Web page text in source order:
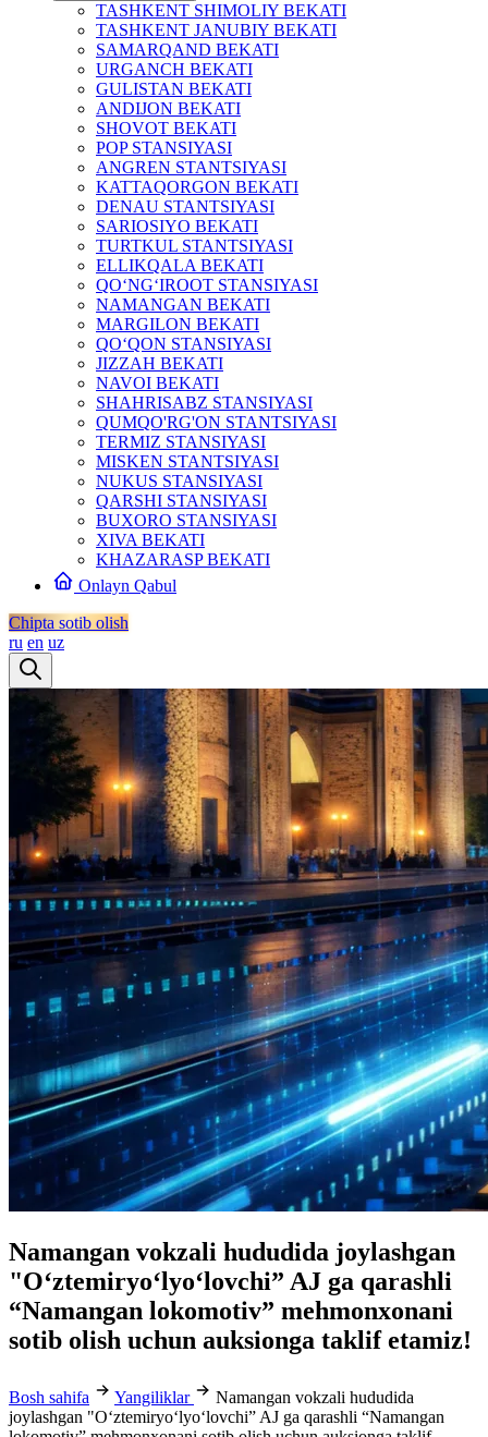
TASHKENT SHIMOLIY BEKATI
TASHKENT JANUBIY BEKATI
SAMARQAND BEKATI
URGANCH BEKATI
GULISTAN BEKATI
ANDIJON BEKATI
SHOVOT BEKATI
POP STANSIYASI
ANGREN STANTSIYASI
KATTAQORGON BEKATI
DENAU STANTSIYASI
SARIOSIYO BEKATI
TURTKUL STANTSIYASI
ELLIKQALA BEKATI
QO‘NG‘IROOT STANSIYASI
NAMANGAN BEKATI
MARGILON BEKATI
QO‘QON STANSIYASI
JIZZAH BEKATI
NAVOI BEKATI
SHAHRISABZ STANSIYASI
QUMQO'RG'ON STANTSIYASI
TERMIZ STANSIYASI
MISKEN STANTSIYASI
NUKUS STANSIYASI
QARSHI STANSIYASI
BUXORO STANSIYASI
XIVA BEKATI
KHAZARASP BEKATI
Onlayn Qabul
Chipta sotib olish
ru en uz
Namangan vokzali hududida joylashgan
"O‘ztemiryo‘lyo‘lovchi” AJ ga qarashli
“Namangan lokomotiv” mehmonxonani
sotib olish uchun auksionga taklif etamiz!
Bosh sahifa Yangiliklar
Namangan vokzali hududida
joylashgan "O‘ztemiryo‘lyo‘lovchi” AJ ga qarashli “Namangan